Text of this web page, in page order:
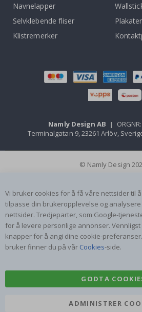
Navnelapper
Selvklebende fliser
Plakater
Klistremerker
Namly Design AB |
Terminalgatan 9, 23261 Arlöv,
© Namly Design
Vi bruker cookies for å få våre nettsider til
tilpasse din brukeropplevelse og
nettsider. Tredjeparter, som Google-
for å levere personlige annonser.
knapper for å angi dine cookie-
bruker finner du på vår Cookies-side.
GODTA
ADMINISTRER